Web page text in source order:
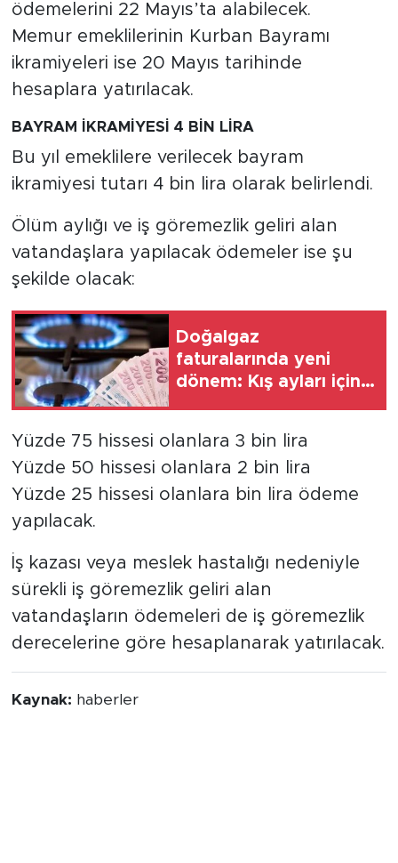
ödemelerini 22 Mayıs’ta alabilecek.
Memur emeklilerinin Kurban Bayramı
ikramiyeleri ise 20 Mayıs tarihinde
hesaplara yatırılacak.
BAYRAM İKRAMİYESİ 4 BİN LİRA
Bu yıl emeklilere verilecek bayram
ikramiyesi tutarı 4 bin lira olarak belirlendi.
Ölüm aylığı ve iş göremezlik geliri alan
vatandaşlara yapılacak ödemeler ise şu
şekilde olacak:
Doğalgaz
faturalarında yeni
dönem: Kış ayları için
Yüzde 75 hissesi olanlara 3 bin lira
Yüzde 50 hissesi olanlara 2 bin lira
Yüzde 25 hissesi olanlara bin lira ödeme
yapılacak.
İş kazası veya meslek hastalığı nedeniyle
sürekli iş göremezlik geliri alan
vatandaşların ödemeleri de iş göremezlik
derecelerine göre hesaplanarak yatırılacak.
Kaynak: haberler